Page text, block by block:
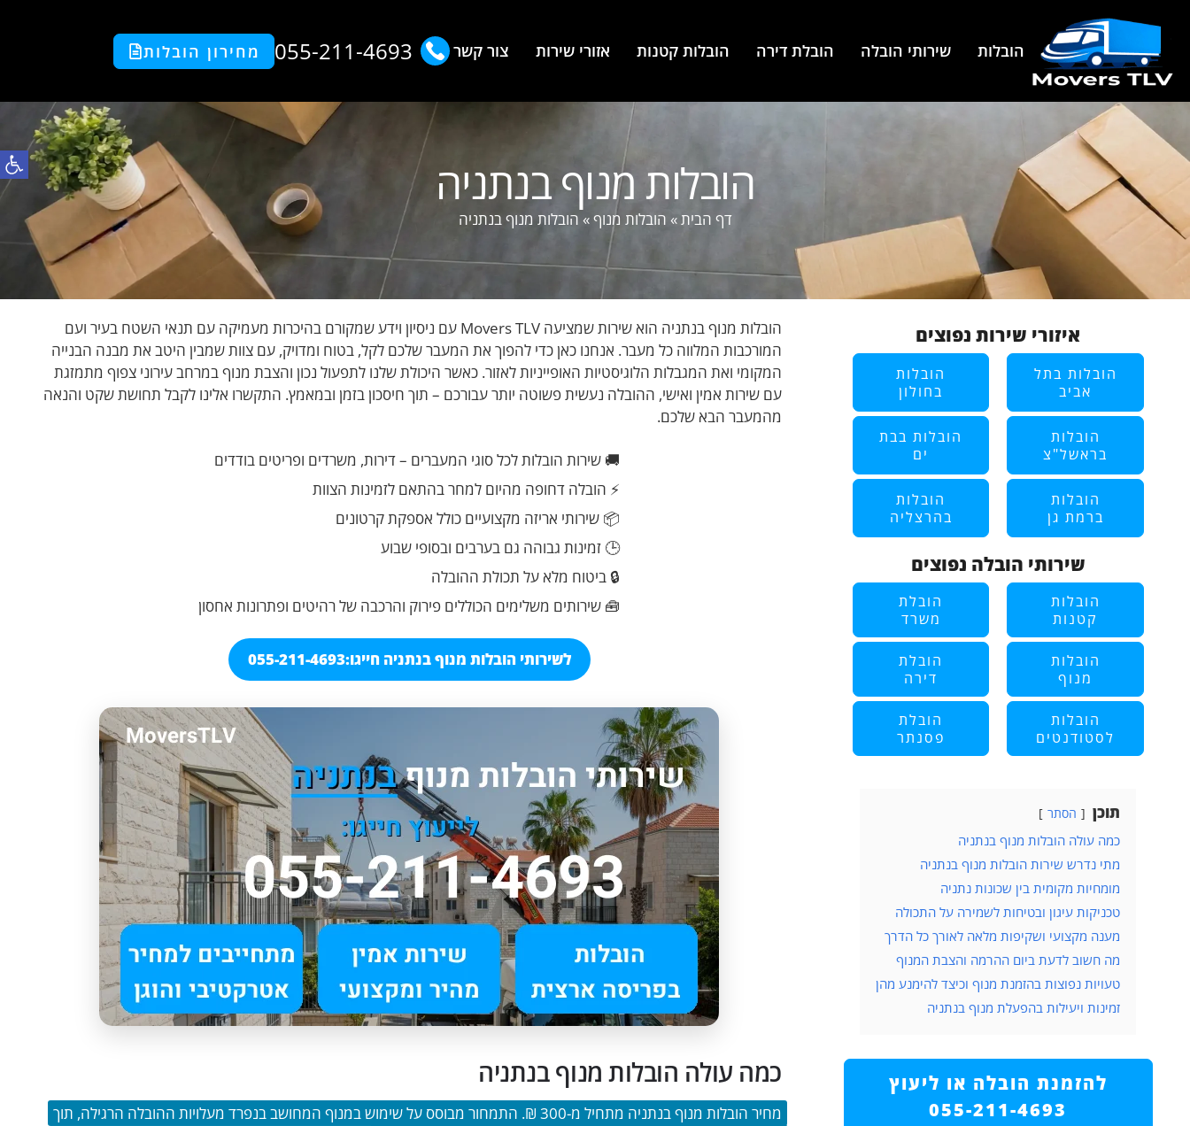
הובלות שירותי הובלה הובלת דירה הובלות קטנות אזורי שירות צור קשר 055-211-4693 מחירון הובלות
הובלות מנוף בנתניה
דף הבית» הובלות מנוף» הובלות מנוף בנתניה
איזורי שירות נפוצים
הובלות בתל
אביב
הובלות
בחולון
הובלות
בראשל"צ
הובלות בבת
ים
הובלות
ברמת גן
הובלות
בהרצליה
הובלות
קטנות
הובלת
משרד
הובלות
מנוף
הובלת
דירה
הובלות
לסטודנטים
הובלת
פסנתר
שירותי הובלה נפוצים
תוכן הסתר
כמה עולה הובלות מנוף בנתניה
מתי נדרש שירות הובלות מנוף בנתניה
מומחיות מקומית בין שכונות נתניה
טכניקות עיגון ובטיחות לשמירה על התכולה
מענה מקצועי ושקיפות מלאה לאורך כל הדרך
מה חשוב לדעת ביום ההרמה והצבת המנוף
טעויות נפוצות בהזמנת מנוף וכיצד להימנע מהן
זמינות ויעילות בהפעלת מנוף בנתניה
להזמנת הובלה או ליעוץ
055-211-4693
הובלות מנוף בנתניה הוא שירות שמציעה Movers TLV עם ניסיון וידע שמקורם בהיכרות מעמיקה עם תנאי השטח בעיר ועם
המורכבות המלווה כל מעבר. אנחנו כאן כדי להפוך את המעבר שלכם לקל, בטוח ומדויק, עם צוות שמבין היטב את מבנה הבנייה
המקומי ואת המגבלות הלוגיסטיות האופייניות לאזור. כאשר היכולת שלנו לתפעול נכון והצבת מנוף במרחב עירוני צפוף מתמזגת
עם שירות אמין ואישי, ההובלה נעשית פשוטה יותר עבורכם – תוך חיסכון בזמן ובמאמץ. התקשרו אלינו לקבל תחושת שקט והנאה
מהמעבר הבא שלכם.
🚚 שירות הובלות לכל סוגי המעברים – דירות, משרדים ופריטים בודדים
⚡ הובלה דחופה מהיום למחר בהתאם לזמינות הצוות
📦 שירותי אריזה מקצועיים כולל אספקת קרטונים
🕒 זמינות גבוהה גם בערבים ובסופי שבוע
🔒 ביטוח מלא על תכולת ההובלה
🧰 שירותים משלימים הכוללים פירוק והרכבה של רהיטים ופתרונות אחסון
לשירותי הובלות מנוף בנתניה חייגו:055-211-4693
כמה עולה הובלות מנוף בנתניה
מחיר הובלות מנוף בנתניה מתחיל מ-300 ₪. התמחור מבוסס על שימוש במנוף המחושב בנפרד מעלויות ההובלה הרגילה, תוך
פתח